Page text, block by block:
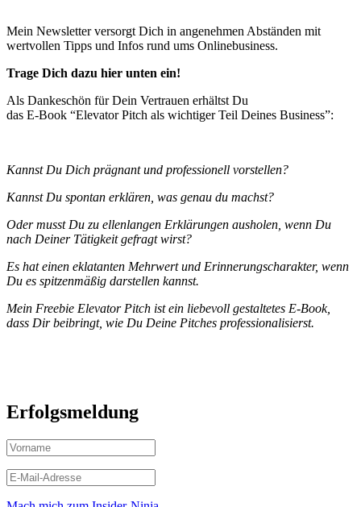
Mein Newsletter versorgt Dich in angenehmen Abständen mit
wertvollen Tipps und Infos rund ums Onlinebusiness.
Trage Dich dazu hier unten ein!
Als Dankeschön für Dein Vertrauen erhältst Du
das E-Book “Elevator Pitch als wichtiger Teil Deines Business”:
Kannst Du Dich prägnant und professionell vorstellen?
Kannst Du spontan erklären, was genau du machst?
Oder musst Du zu ellenlangen Erklärungen ausholen, wenn Du
nach Deiner Tätigkeit gefragt wirst?
Es hat einen eklatanten Mehrwert und Erinnerungscharakter, wenn
Du es spitzenmäßig darstellen kannst.
Mein Freebie Elevator Pitch ist ein liebevoll gestaltetes E-Book,
dass Dir beibringt, wie Du Deine Pitches professionalisierst.
Erfolgsmeldung